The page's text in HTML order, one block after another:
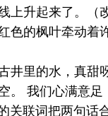
上升起来了。（
色的枫叶牵动着
井里的水，真甜
。 我们心满意足
关联词把两句话